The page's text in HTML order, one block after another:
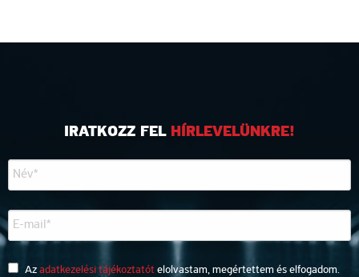
IRATKOZZ FEL HÍRLEVELÜNKRE!
Az adatkezelési tájékoztatót elolvastam, megértettem és elfogadom.